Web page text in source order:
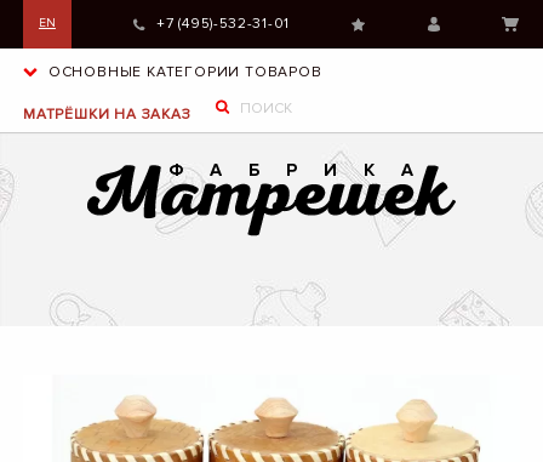
EN +7 (495)-532-31-01
ОСНОВНЫЕ КАТЕГОРИИ ТОВАРОВ
МАТРЁШКИ НА ЗАКАЗ